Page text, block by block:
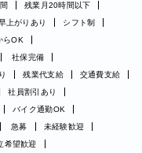
残業月20時間以下
上がりあり
シフト制
らOK
社保完備
残業代支給
交通費支給
社員割引あり
バイク通勤OK
急募
未経験歓迎
希望歓迎